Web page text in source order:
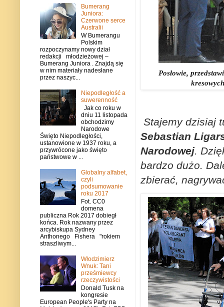
Posłowie,
Stajemy dzisiaj
Sebastian
Narodowej.
bardzo dużo.
zbierać,
Bumerang
Juniora:
Czerwone serce
Australii
W Bumerangu
Polskim
rozpoczynamy nowy dział
redakcji młodzieżowej –
Bumerang Juniora . Znajdą się
w nim materiały nadesłane
przez naszyc...
Niepodległość a
suwerenność
Jak co roku w
dniu 11 listopada
obchodzimy
Narodowe
Święto Niepodległości,
ustanowione w 1937 roku, a
przywrócone jako święto
państwowe w ...
Globalny alfabet,
czyli
podsumowanie
roku 2017
Fot. CC0
domena
publiczna Rok 2017 dobiegł
końca. Rok nazwany przez
arcybiskupa Sydney
Anthonego Fishera "rokiem
straszliwym...
Włodzimierz
Wnuk: Tani
prześmiewcy
rzeczywistości
Donald Tusk na
kongresie
European People's Party na